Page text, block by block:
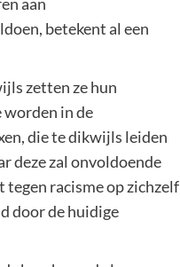
betekent al een
zetten ze hun
in de
die te dikwijls leiden
deze zal onvoldoende
tegen racisme op zichzelf
door de huidige